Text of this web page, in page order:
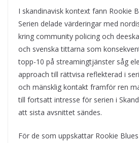
I skandinavisk kontext fann Rookie
Serien delade värderingar med
kring community policing och
och svenska tittarna som
topp-10 på streamingtjänster såg
approach till rättvisa reflekterad i
och mänsklig kontakt framför ren
till fortsatt intresse för serien i
att sista avsnittet sändes.
För de som uppskattar Rookie